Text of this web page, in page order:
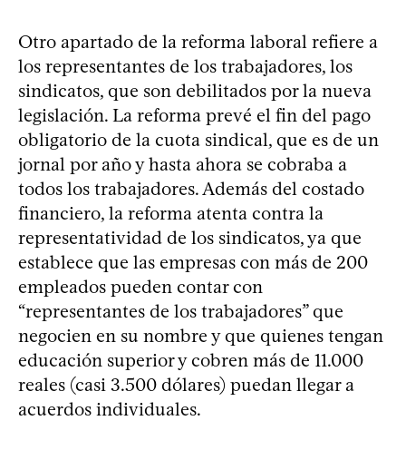
Otro apartado de la reforma laboral refiere a
los representantes de los trabajadores, los
sindicatos, que son debilitados por la nueva
legislación. La reforma prevé el fin del pago
obligatorio de la cuota sindical, que es de un
jornal por año y hasta ahora se cobraba a
todos los trabajadores. Además del costado
financiero, la reforma atenta contra la
representatividad de los sindicatos, ya que
establece que las empresas con más de 200
empleados pueden contar con
“representantes de los trabajadores” que
negocien en su nombre y que quienes tengan
educación superior y cobren más de 11.000
reales (casi 3.500 dólares) puedan llegar a
acuerdos individuales.